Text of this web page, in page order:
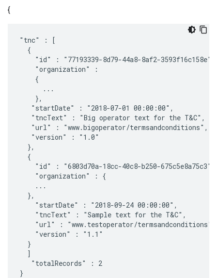
{
"tnc" : [
  {
    "id" : "77193339-8d79-44a8-8af2-3593f16c158e",
    "organization" :
    {
      ...
    },
   "startDate" : "2018-07-01 00:00:00",
   "tncText" : "Big operator text for the T&C",
   "url" : "www.bigoperator/termsandconditions",
   "version" : "1.0"
  },
  {
    "id" : "6803d70a-18cc-40c8-b250-675c5e8a75c3",
    "organization" : {
    ...
  },
    "startDate" : "2018-09-24 00:00:00",
    "tncText" : "Sample text for the T&C",
    "url" : "www.testoperator/termsandconditions",
    "version" : "1.1"
  }
  ]
   "totalRecords" : 2
}